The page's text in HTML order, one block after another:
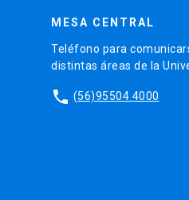
MESA CENTRAL
Teléfono para
distintas áreas de la
phone (56)95504 4000